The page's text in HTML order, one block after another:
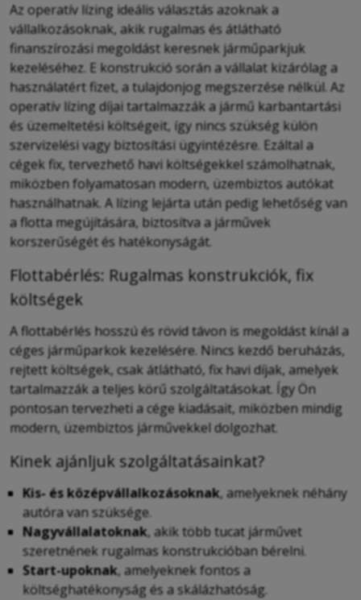
Az operatív lízing ideális választás azoknak a
vállalkozásoknak, akik rugalmas és átlátható
finanszírozási megoldást keresnek járműparkjuk
kezeléséhez. E konstrukció során a vállalat kizárólag a
használatért fizet, a tulajdonjog megszerzése nélkül. Az
operatív lízing díjai tartalmazzák a jármű karbantartási
és üzemeltetési költségeit, így nincs szükség külön
szervizelési vagy biztosítási ügyintézésre. Ezáltal a
cégek fix, tervezhető havi költségekkel számolhatnak,
miközben folyamatosan modern, üzembiztos autókat
használhatnak. A lízing lejárta után pedig lehetőség van
a flotta megújítására, biztosítva a járművek
korszerűségét és hatékonyságát.
Flottabérlés: Rugalmas konstrukciók, fix
költségek
A flottabérlés hosszú és rövid távon is megoldást kínál a
céges járműparkok kezelésére. Nincs kezdő beruházás,
rejtett költségek, csak átlátható, fix havi díjak, amelyek
tartalmazzák a teljes körű szolgáltatásokat. Így Ön
pontosan tervezheti a cége kiadásait, miközben mindig
modern, üzembiztos járművekkel dolgozhat.
Kinek ajánljuk szolgáltatásainkat?
Kis- és középvállalkozásoknak, amelyeknek néhány
autóra van szüksége.
Nagyvállalatoknak, akik több tucat járművet
szeretnének rugalmas konstrukcióban bérelni.
Start-upoknak, amelyeknek fontos a
költséghatékonyság és a skálázhatóság.